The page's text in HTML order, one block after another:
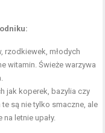
rzodkiewek, młodych
witamin. Świeże warzywa
jak koperek, bazylia czy
są nie tylko smaczne, ale
letnie upały.